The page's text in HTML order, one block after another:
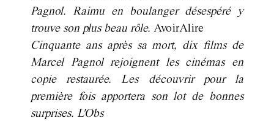
Pagnol. Raimu en boulanger désespéré y
trouve son plus beau rôle. AvoirAlire
Cinquante ans après sa mort, dix films de
Marcel Pagnol rejoignent les cinémas en
copie restaurée. Les découvrir pour la
première fois apportera son lot de bonnes
surprises. L'Obs